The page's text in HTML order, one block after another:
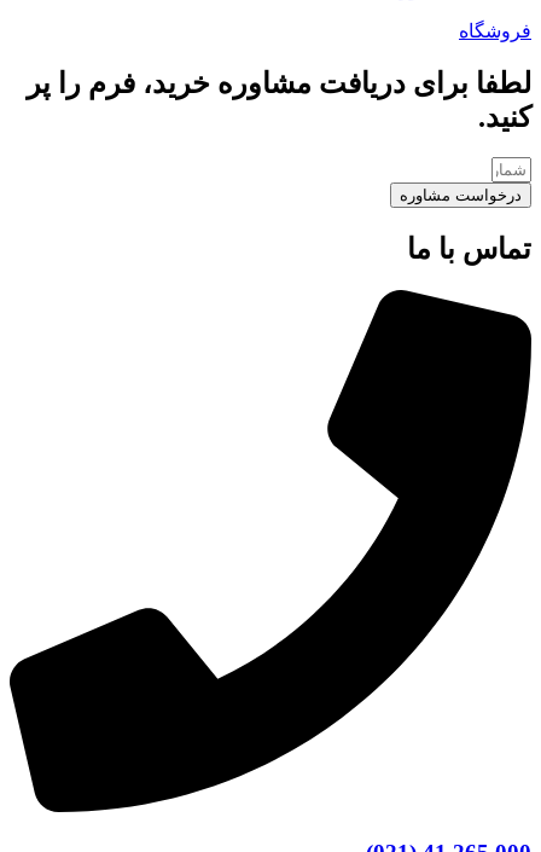
فروشگاه
لطفا برای دریافت مشاوره خرید، فرم را پر
کنید.
درخواست مشاوره
تماس با ما